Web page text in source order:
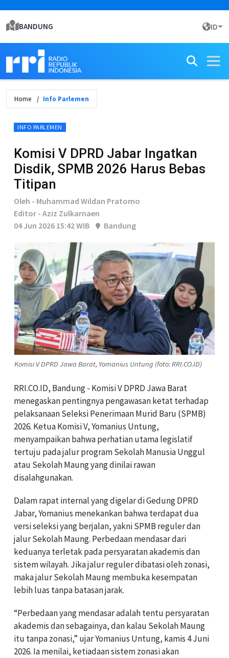
BANDUNG ID
Home Info Parlemen
INFO PARLEMEN
Komisi V DPRD Jabar Ingatkan
Disdik, SPMB 2026 Harus Bebas
Titipan
Oleh - Muhammad Wildan Pratomo
Editor - Aziz Zulkarnaen
04 Jun 2026 15:42 WIB
Bandung
Komisi V DPRD Jawa Barat, Yomanius Untung (foto: RRI.CO.ID)
RRI.CO.ID, Bandung - Komisi V DPRD Jawa Barat
menegaskan pentingnya pengawasan ketat terhadap
pelaksanaan Seleksi Penerimaan Murid Baru (SPMB)
2026. Ketua Komisi V, Yomanius Untung,
menyampaikan bahwa perhatian utama legislatif
tertuju pada jalur program Sekolah Manusia Unggul
atau Sekolah Maung yang dinilai rawan
disalahgunakan.
Dalam rapat internal yang digelar di Gedung DPRD
Jabar, Yomanius menekankan bahwa terdapat dua
versi seleksi yang berjalan, yakni SPMB reguler dan
jalur Sekolah Maung. Perbedaan mendasar dari
keduanya terletak pada persyaratan akademis dan
sistem wilayah. Jika jalur reguler dibatasi oleh zonasi,
maka jalur Sekolah Maung membuka kesempatan
lebih luas tanpa batasan jarak.
“Perbedaan yang mendasar adalah tentu persyaratan
akademis dan sebagainya, dan kalau Sekolah Maung
itu tanpa zonasi,” ujar Yomanius Untung, kamis 4 Juni
2026. Ia menilai, ketiadaan sistem zonasi akan